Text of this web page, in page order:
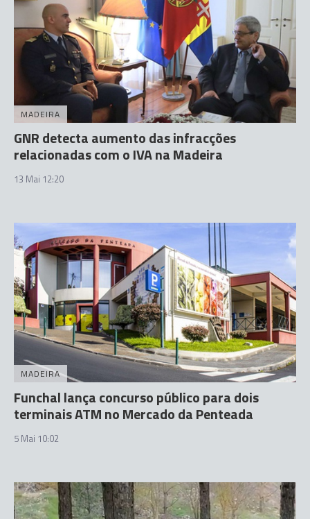
MADEIRA
GNR detecta aumento das infracções
relacionadas com o IVA na Madeira
13 Mai 12:20
MADEIRA
Funchal lança concurso público para dois
terminais ATM no Mercado da Penteada
5 Mai 10:02